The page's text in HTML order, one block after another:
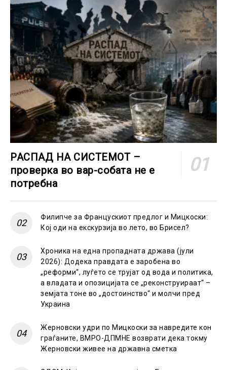
РАСПАД НА СИСТЕМОТ –
проверка во вар-собата не е
потребна
Филипче за Францускиот предлог и Мицкоски:
Кој оди на екскурзија во лето, во Брисел?
Хроника на една пропадната држава (јули
2026): Додека правдата е заробена во
„реформи“, луѓето се трујат од вода и политика,
а владата и опозицијата се „реконструираат“ –
земјата тоне во „достоинство“ и молчи пред
Украина
Жерновски удри по Мицкоски за навредите кон
граѓаните, ВМРО-ДПМНЕ возврати дека токму
Жерновски живее на државна сметка